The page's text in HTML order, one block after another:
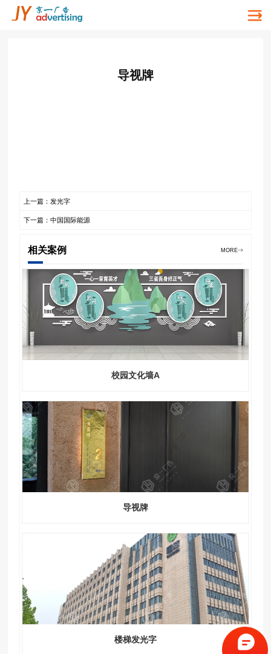
导视牌
上一篇：发光字
下一篇：中国国际能源
相关案例 MORE
校园文化墙A
导视牌
楼梯发光字